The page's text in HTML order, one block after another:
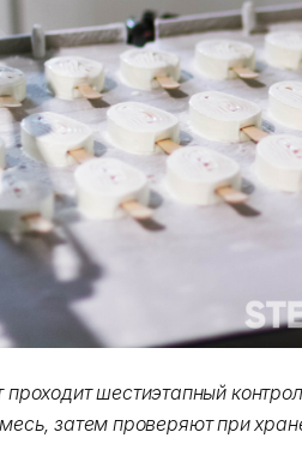
проходит шестиэтапный
затем проверяют при